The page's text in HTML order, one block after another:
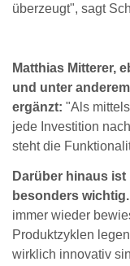
überzeugt", sagt
Matthias Mitterer,
und unter
ergänzt: "Als
jede Investition
steht die
Darüber hinaus
besonders wichtig.
immer wieder
Produktzyklen
wirklich innovativ